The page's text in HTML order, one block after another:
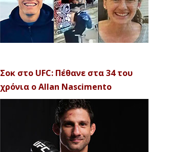
Σοκ στο UFC: Πέθανε στα 34 του
χρόνια ο Allan Nascimento